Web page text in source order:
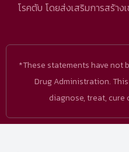
โรคตับ โดยส่งเสริมการสร้าง
*These statements have not
Drug Administration.
diagnose, treat, cure